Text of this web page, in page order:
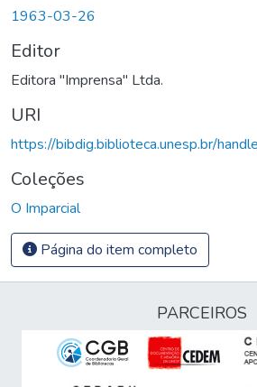
1963-03-26
Editor
Editora "Imprensa" Ltda.
URI
https://bibdig.biblioteca.unesp.br/
Coleções
O Imparcial
Página do item completo
PARCEIROS